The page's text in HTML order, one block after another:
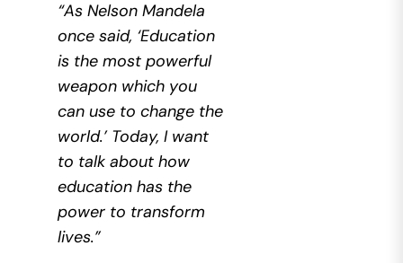
“As Nelson Mandela
once said, ‘Education
is the most powerful
weapon which you
can use to change the
world.’ Today, I want
to talk about how
education has the
power to transform
lives.”